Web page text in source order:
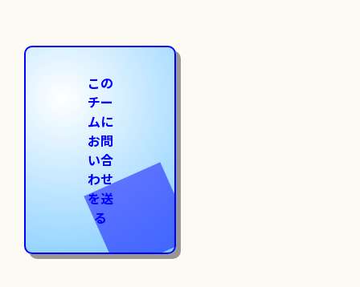
この
チー
ムに
お問
い合
わせ
を送
る